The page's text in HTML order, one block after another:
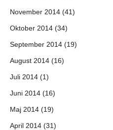
November 2014 (41)
Oktober 2014 (34)
September 2014 (19)
August 2014 (16)
Juli 2014 (1)
Juni 2014 (16)
Maj 2014 (19)
April 2014 (31)